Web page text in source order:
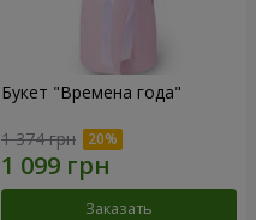
Букет "Времена года"
1 374 грн
Заказать